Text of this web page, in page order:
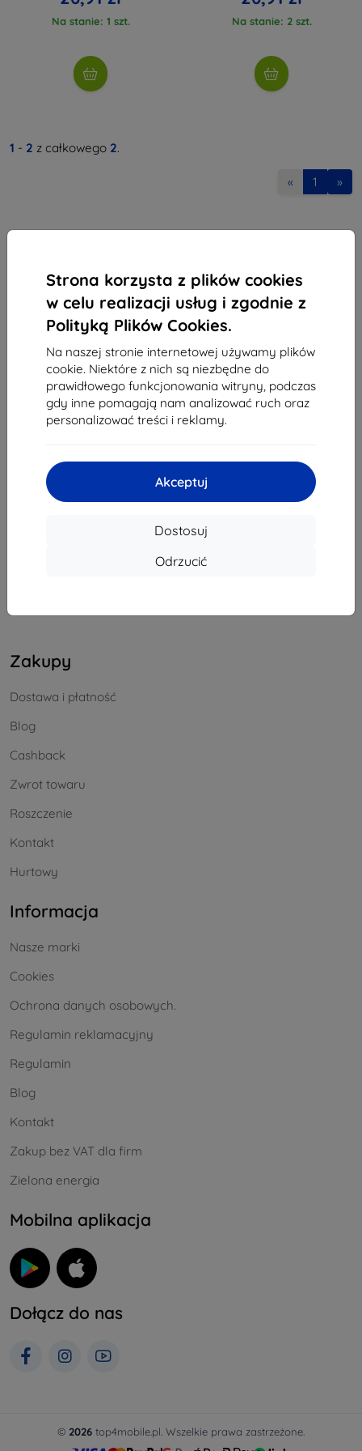
Strona korzysta z plików cookies
w celu realizacji usług i zgodnie z
Polityką Plików Cookies.
Na naszej stronie internetowej używamy plików
cookie. Niektóre z nich są niezbędne do
prawidłowego funkcjonowania witryny, podczas
gdy inne pomagają nam analizować ruch oraz
personalizować treści i reklamy.
Akceptuj
Dostosuj
Odrzucić
Na stanie: 1 szt. Na stanie: 2 szt.
1 - 2 z całkowego 2.
« 1 »
Shield-Sk s.r.o.
Ulica Rudolfa Mocka 3750/2A
841 04 Bratislava
REGON:46701494
NIP VAT: SK2023549671
info@top4mobile.eu
Zakupy
Dostawa i płatność
Blog
Cashback
Zwrot towaru
Roszczenie
Kontakt
Hurtowy
Informacja
Nasze marki
Cookies
Ochrona danych osobowych.
Regulamin reklamacyjny
Regulamin
Blog
Kontakt
Zakup bez VAT dla firm
Zielona energia
Mobilna aplikacja
Dołącz do nas
© 2026 top4mobile.pl. Wszelkie prawa zastrzeżone.